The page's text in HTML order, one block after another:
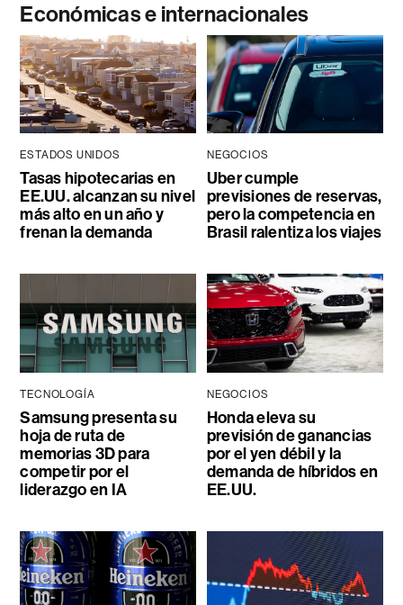
Económicas e internacionales
ESTADOS UNIDOS
Tasas hipotecarias en
EE.UU. alcanzan su nivel
más alto en un año y
frenan la demanda
NEGOCIOS
Uber cumple
previsiones de reservas,
pero la competencia en
Brasil ralentiza los viajes
TECNOLOGÍA
Samsung presenta su
hoja de ruta de
memorias 3D para
competir por el
liderazgo en IA
NEGOCIOS
Honda eleva su
previsión de ganancias
por el yen débil y la
demanda de híbridos en
EE.UU.